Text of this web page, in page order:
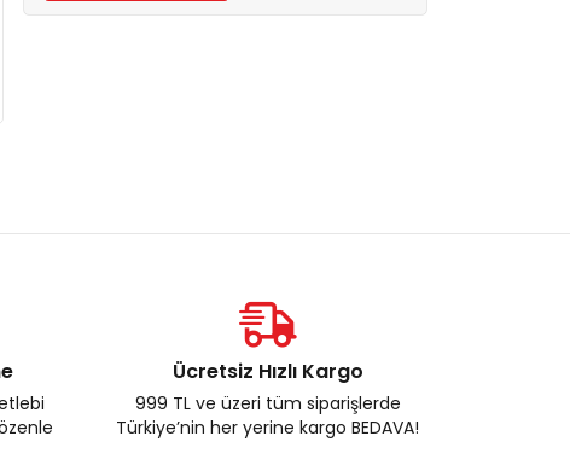
Ücretsiz Hızlı Kargo
999 TL ve üzeri tüm siparişlerde
Türkiye’nin her yerine kargo BEDAVA!